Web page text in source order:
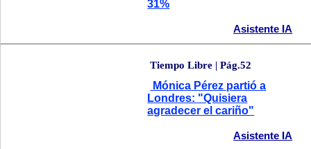
31%
Asistente IA
Tiempo Libre | Pág.52
Mónica Pérez partió a
Londres: "Quisiera
agradecer el cariño"
Asistente IA